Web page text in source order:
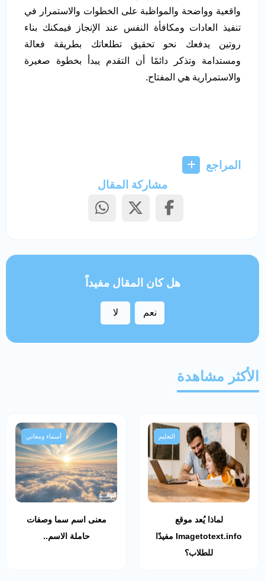
واقعية وواضحة والمواظبة على الخطوات والاستمرار في
تنفيذ العادات ومكافأة النفس عند الإنجاز فيمكنك بناء
روتين يدفعك نحو تحقيق تطلعاتك بطريقة فعالة
ومستدامة وتذكر دائمًا أن التقدم يبدأ بخطوة صغيرة
والاستمرارية هي المفتاح.
المراجع
مشاركة المقال
هل كان المقال مفيداً
نعم لا
الأكثر مشاهدة
التعليم
لماذا يُعد موقع
Imagetotext.info مفيدًا
للطلاب؟
أسماء ومعاني
معنى اسم سما وصفات
حاملة الاسم..